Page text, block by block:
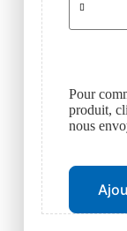
Pour
produit,
nous